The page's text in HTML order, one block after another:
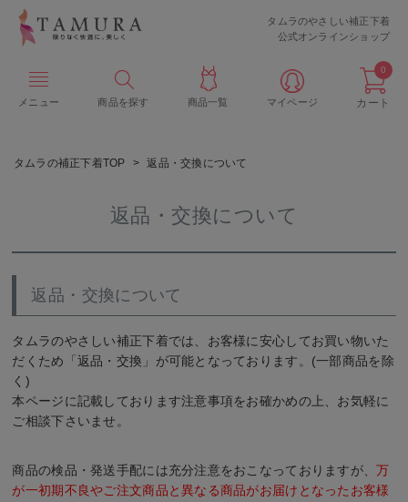
タムラのやさしい補正下着
公式オンラインショップ
メニュー 商品を探す 商品一覧 マイページ カート
0
タムラの補正下着TOP 返品・交換について
返品・交換について
返品・交換について
タムラのやさしい補正下着では、お客様に安心してお買い物いた
だくため「返品・交換」が可能となっております。(一部商品を除
く)
本ページに記載しております注意事項をお確かめの上、お気軽に
ご相談下さいませ。
商品の検品・発送手配には充分注意をおこなっておりますが、万
が一初期不良やご注文商品と異なる商品がお届けとなったお客様